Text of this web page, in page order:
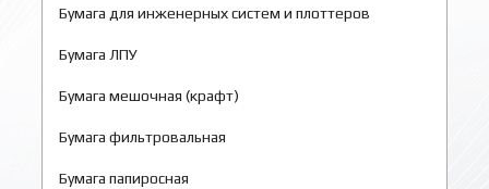
Бумага для инженерных систем и плоттеров
Бумага ЛПУ
Бумага мешочная (крафт)
Бумага фильтровальная
Бумага папиросная